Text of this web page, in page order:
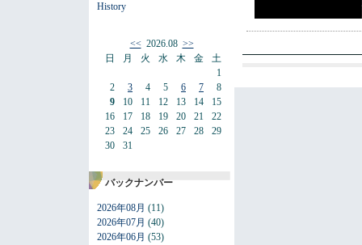
History
<<2026.08 >>
日
2
9
16
23
30
月
3
10
17
24
31
火
4
11
18
25
水
5
12
19
26
木
6
13
20
27
金
7
14
21
28
土
1
8
15
22
29
バックナンバー
2026年08月 (11)
2026年07月 (40)
2026年06月 (53)